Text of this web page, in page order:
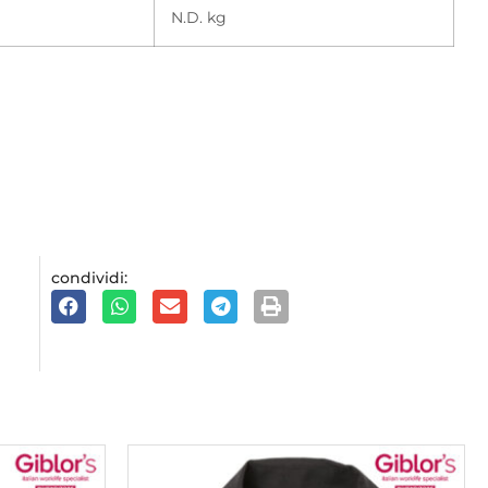
N.D. kg
condividi: